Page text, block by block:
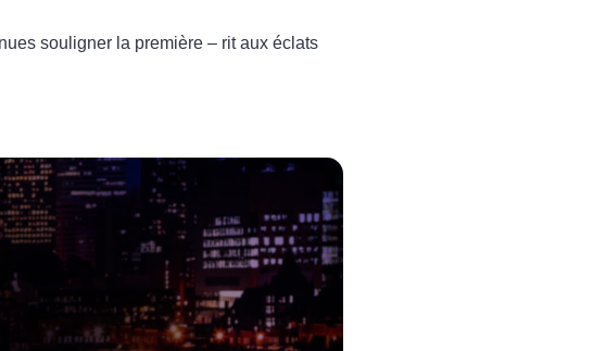
souligner la première – rit aux éclats